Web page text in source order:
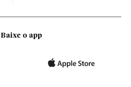
Baixe o app